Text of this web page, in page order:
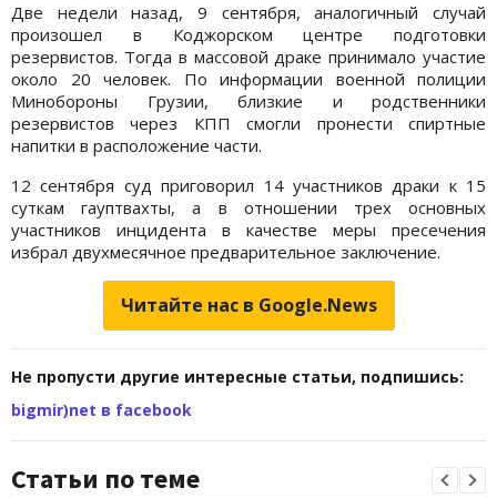
Две недели назад, 9 сентября, аналогичный случай
произошел в Коджорском центре подготовки
резервистов. Тогда в массовой драке принимало участие
около 20 человек. По информации военной полиции
Минобороны Грузии, близкие и родственники
резервистов через КПП смогли пронести спиртные
напитки в расположение части.
12 сентября суд приговорил 14 участников драки к 15
суткам гауптвахты, а в отношении трех основных
участников инцидента в качестве меры пресечения
избрал двухмесячное предварительное заключение.
Читайте нас в Google.News
Не пропусти другие интересные статьи, подпишись:
bigmir)net в facebook
Статьи по теме